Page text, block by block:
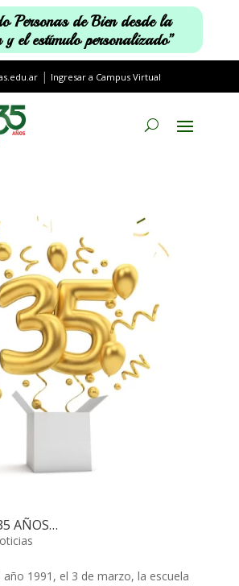
Personas de Bien desde la
y el estímulo personalizado”
| Ingresar a Campus Virtual
AÑOS…
1991, el 3 de marzo, la escuela